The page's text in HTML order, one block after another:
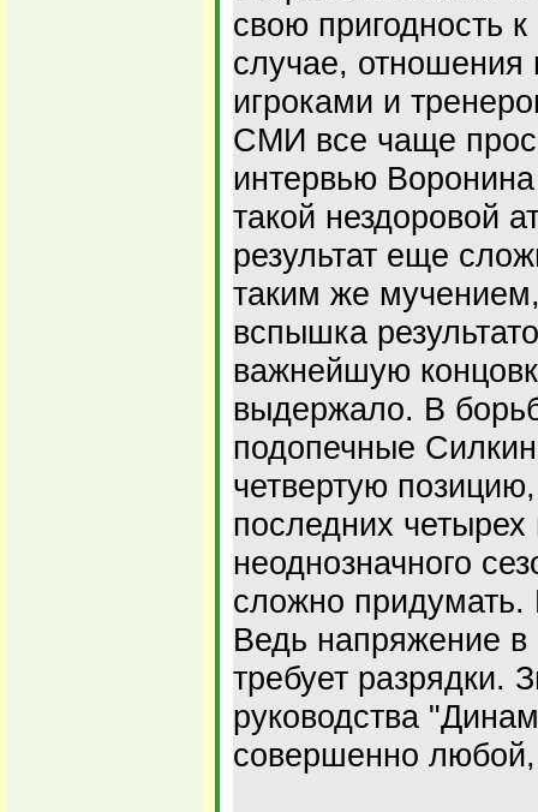
свою пригодность
случае,
игроками и
СМИ все чаще
интервью
такой нездоровой
результат еще
таким же
вспышка
важнейшую
выдержало. В
подопечные
четвертую
последних
неоднозначного
сложно
Ведь напряжение
требует разрядки.
руководства
совершенно